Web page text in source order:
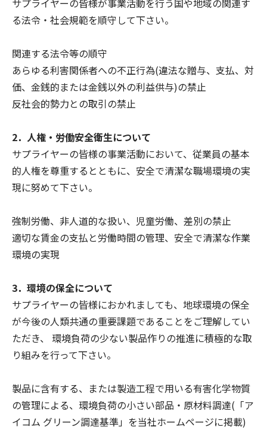
サプライヤーの皆様が事業活動を行う国や地域の関連す
る法令・社会規範を順守して下さい。
関連する法令等の順守
あらゆる利害関係者への不正行為(違法な贈与、支払、対
価、金銭的または金銭以外の利益供与)の禁止
反社会的勢力との取引の禁止
2．人権・労働安全衛生について
サプライヤーの皆様の事業活動において、従業員の基本
的人権を尊重するとともに、安全で清潔な職場環境の実
現に努めて下さい。
強制労働、非人道的な扱い、児童労働、差別の禁止
適切な賃金の支払と労働時間の管理、安全で清潔な作業
環境の実現
3．環境の保全について
サプライヤーの皆様におかれましても、地球環境の保全
が今後の人類共通の重要課題であることをご理解してい
ただき、 環境負荷の少ない製品作りの推進に積極的な取
り組みを行って下さい。
製品に含有する、または製造工程で用いる有害化学物質
の管理による、環境負荷の小さい部品・原材料調達(「ア
イコム グリーン調達基準」を当社ホームページに掲載)